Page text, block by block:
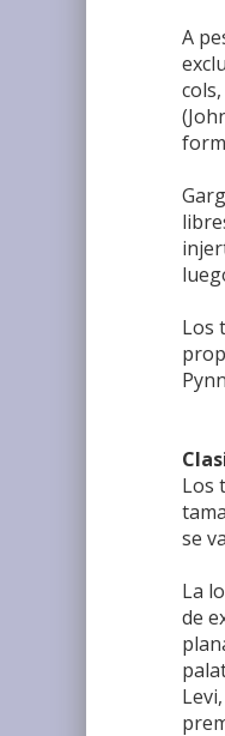
A
Los
Los
se
La
de